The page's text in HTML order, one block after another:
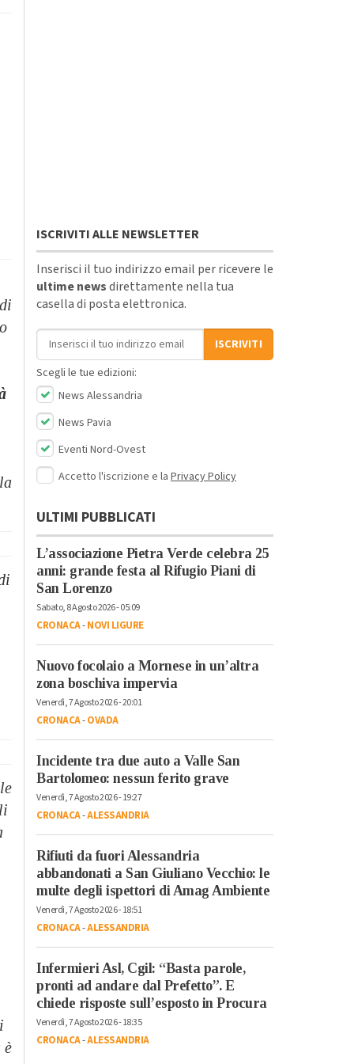
è
ISCRIVITI ALLE NEWSLETTER
Inserisci il tuo indirizzo email per ricevere le
ultime newsdirettamente nella tua
casella di posta elettronica.
Indirizzo email
ISCRIVITI
Scegli le tue edizioni:
News Alessandria
News Pavia
Eventi Nord-Ovest
Accetto l'iscrizione e la Privacy Policy
ULTIMI PUBBLICATI
L’associazione Pietra Verde celebra 25
anni: grande festa al Rifugio Piani di
San Lorenzo
Sabato, 8 Agosto 2026 - 05:09
CRONACA-NOVI LIGURE
Nuovo focolaio a Mornese in un’altra
zona boschiva impervia
Venerdì, 7 Agosto 2026 - 20:01
CRONACA-OVADA
Incidente tra due auto a Valle San
Bartolomeo: nessun ferito grave
Venerdì, 7 Agosto 2026 - 19:27
CRONACA-ALESSANDRIA
Rifiuti da fuori Alessandria
abbandonati a San Giuliano Vecchio: le
multe degli ispettori di Amag Ambiente
Venerdì, 7 Agosto 2026 - 18:51
CRONACA-ALESSANDRIA
Infermieri Asl, Cgil: “Basta parole,
pronti ad andare dal Prefetto”. E
chiede risposte sull’esposto in Procura
Venerdì, 7 Agosto 2026 - 18:35
CRONACA-ALESSANDRIA